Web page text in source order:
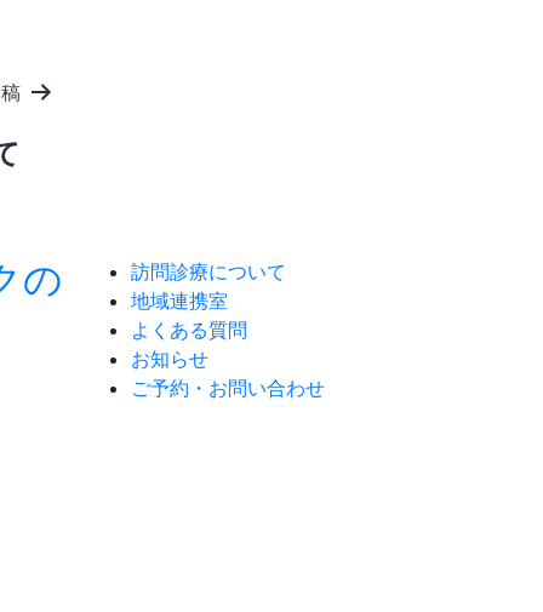
の
訪問診療について
地域連携室
よくある質問
お知らせ
ご予約・お問い合わせ